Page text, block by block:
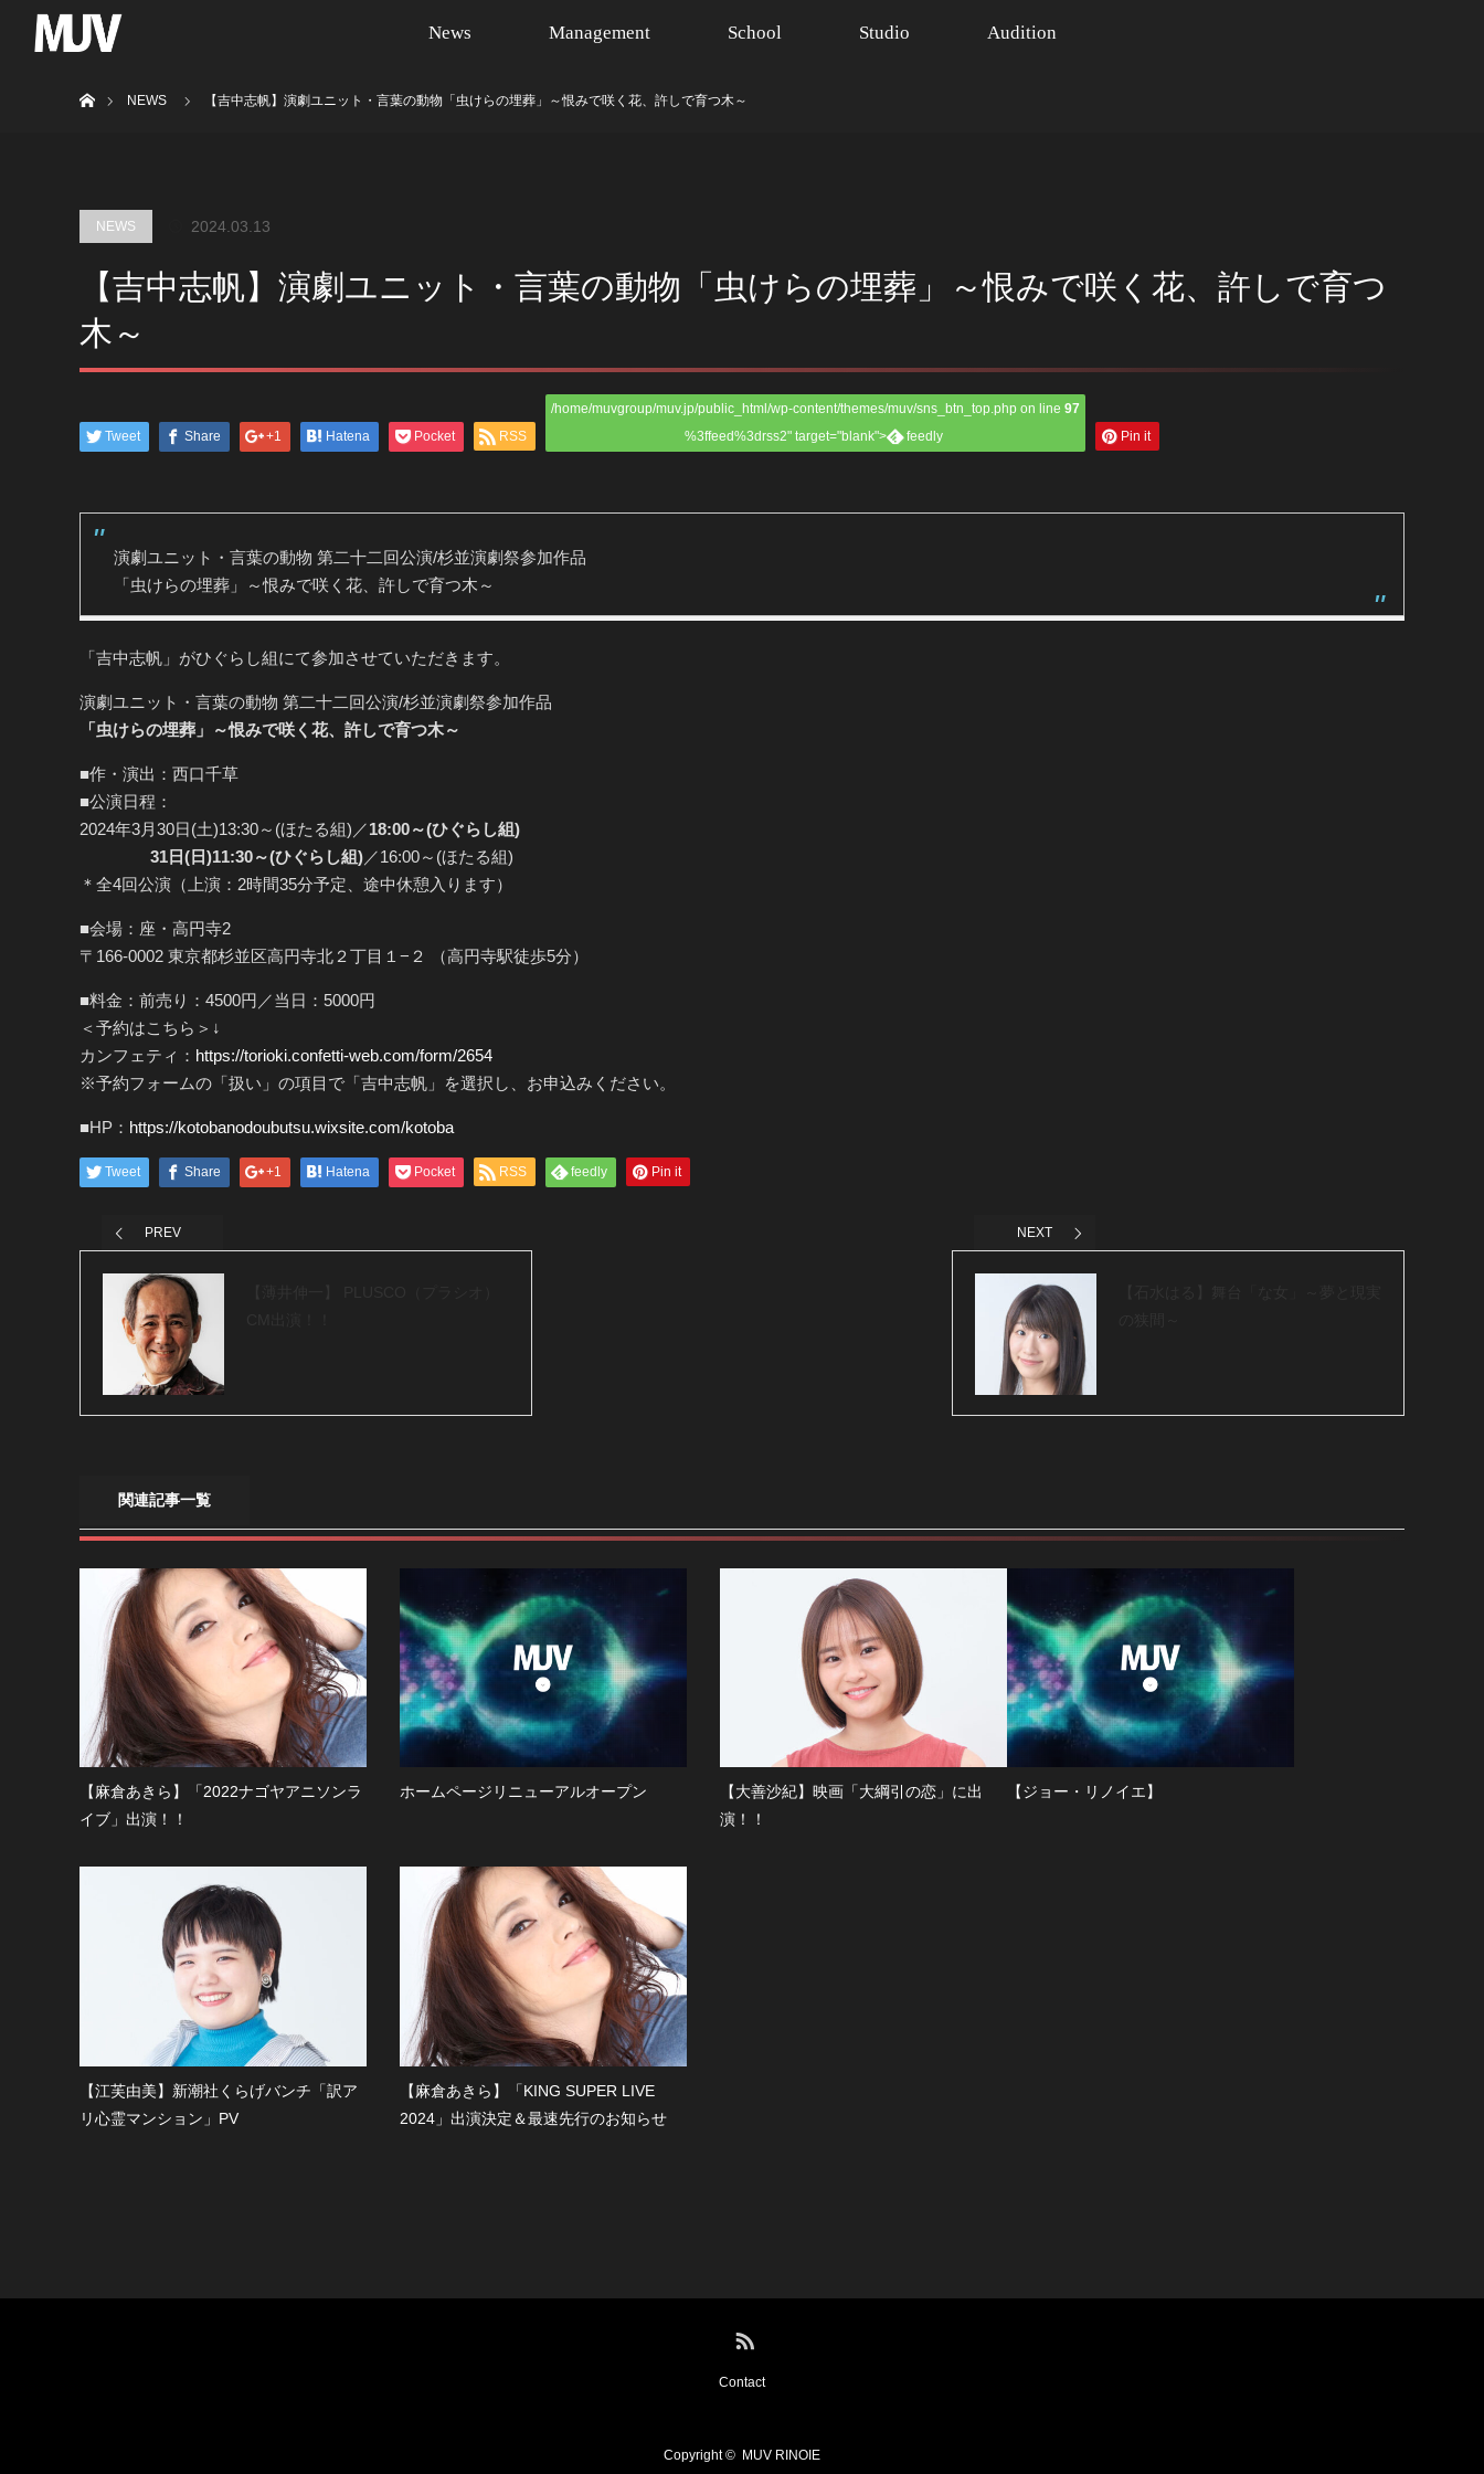
News Management School Studio Audition
NEWS
【吉中志帆】演劇ユニット・言葉の動物「虫けらの埋葬」～恨みで咲く花、許しで育つ木～
NEWS 2024.03.13
【吉中志帆】演劇ユニット・言葉の動物「虫けらの埋葬」～恨みで咲く花、許しで育つ
木～
Tweet Share +1 Hatena Pocket RSS
/home/muvgroup/muv.jp/public_html/wp-content/themes/muv/sns_btn_top.php on line 97
%3ffeed%3drss2" target="blank">
feedly Pin it
演劇ユニット・言葉の動物 第二十二回公演/杉並演劇祭参加作品
「虫けらの埋葬」～恨みで咲く花、許しで育つ木～
「吉中志帆」がひぐらし組にて参加させていただきます。
演劇ユニット・言葉の動物 第二十二回公演/杉並演劇祭参加作品
「虫けらの埋葬」～恨みで咲く花、許しで育つ木～
■作・演出：西口千草
■公演日程：
2024年3月30日(土)13:30～(ほたる組)／18:00～(ひぐらし組)
31日(日)11:30～(ひぐらし組)／16:00～(ほたる組)
＊全4回公演（上演：2時間35分予定、途中休憩入ります）
■会場：座・高円寺2
〒166-0002 東京都杉並区高円寺北２丁目１−２ （高円寺駅徒歩5分）
■料金：前売り：4500円／当日：5000円
＜予約はこちら＞​↓
カンフェティ： https://torioki.confetti-web.com/form/2654
※予約フォームの「扱い」の項目で「吉中志帆」を選択し、お申込みください。
■HP： https://kotobanodoubutsu.wixsite.com/kotoba
Tweet Share +1 Hatena Pocket RSS feedly Pin it
PREV NEXT
関連記事一覧
【麻倉あきら】「2022ナゴヤアニソンラ
イブ」出演！！
ホームページリニューアルオープン
【大善沙紀】映画「大綱引の恋」に出
演！！
【ジョー・リノイエ】
【江芙由美】新潮社くらげバンチ「訳ア
リ心霊マンション」PV
【麻倉あきら】「KING SUPER LIVE
2024」出演決定＆最速先行のお知らせ
Contact
Copyright © MUV RINOIE